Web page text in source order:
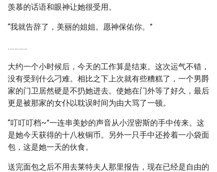
羡慕的话语和眼神让她很受用。
“我就告辞了，美丽的姐姐。愿神保佑你。”
…………
大约一个小时候后，今天的工作算是结束。这次运气不错，
没有受到什么刁难。相比之下上次就有些糟糕了，一个男爵
家的门卫居然硬是不扔她进去。使她在门外等了好久，最后
更是被那家的女仆以耽误时间为由大骂了一顿。
“叮叮叮档~”一连串美妙的声音从小涅密斯的手中传来。这
是她今天获得的十八枚铜币。另外一只手中还拎着一小袋面
包，这是她一天的伙食。
送完面包之后不用去莱特夫人那里报告，现在已经是自由的